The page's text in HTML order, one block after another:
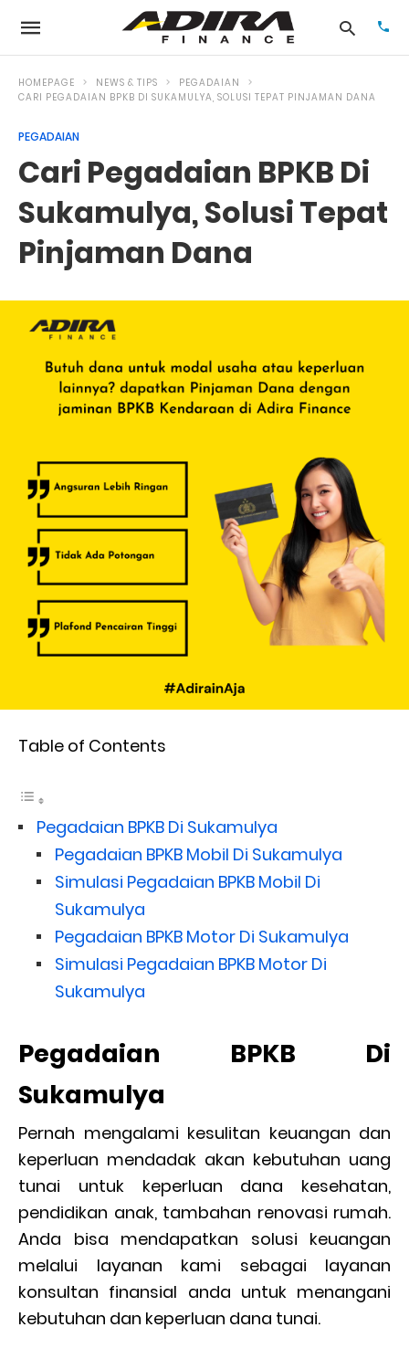
and
hit
HOMEPAGE NEWS & TIPS
PEGADAIAN
CARI PEGADAIAN BPKB DI SUKAMULYA, SOLUSI TEPAT PINJAMAN DANA
PEGADAIAN
Cari Pegadaian BPKB Di
Sukamulya, Solusi Tepat
Pinjaman Dana
Table of Contents
Pegadaian BPKB Di Sukamulya
Pegadaian BPKB Mobil Di Sukamulya
Simulasi Pegadaian BPKB Mobil Di
Sukamulya
Pegadaian BPKB Motor Di Sukamulya
Simulasi Pegadaian BPKB Motor Di
Sukamulya
Pegadaian BPKB Di
Sukamulya
Pernah mengalami kesulitan keuangan dan
keperluan mendadak akan kebutuhan uang
tunai untuk keperluan dana kesehatan,
pendidikan anak, tambahan renovasi rumah.
Anda bisa mendapatkan solusi keuangan
melalui layanan kami sebagai layanan
konsultan finansial anda untuk menangani
kebutuhan dan keperluan dana tunai.